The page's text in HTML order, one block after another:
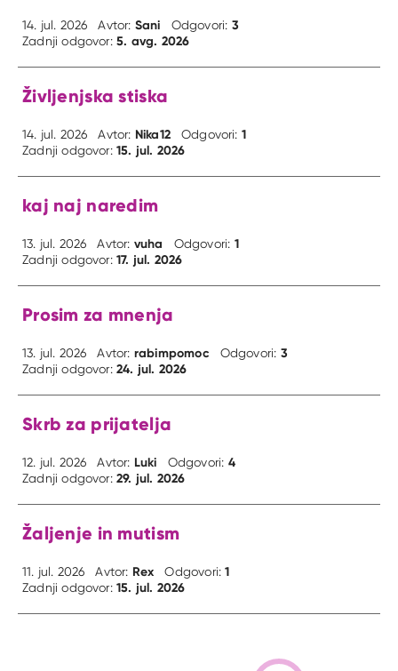
14. jul. 2026 Avtor: Sani Odgovori: 3
Zadnji odgovor:5. avg. 2026
Življenjska stiska
14. jul. 2026 Avtor: Nika12 Odgovori: 1
Zadnji odgovor:15. jul. 2026
kaj naj naredim
13. jul. 2026 Avtor: vuha Odgovori: 1
Zadnji odgovor:17. jul. 2026
Prosim za mnenja
13. jul. 2026 Avtor: rabimpomoc Odgovori: 3
Zadnji odgovor:24. jul. 2026
Skrb za prijatelja
12. jul. 2026 Avtor: Luki Odgovori: 4
Zadnji odgovor:29. jul. 2026
Žaljenje in mutism
11. jul. 2026 Avtor: Rex Odgovori:1
Zadnji odgovor:15. jul. 2026